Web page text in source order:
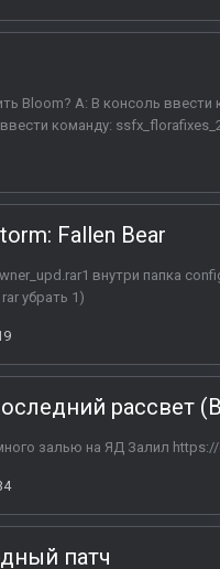
Bloom? A: В консоль
команду:
Fallen Bear
внутри папка
убрать 1)
рассвет
залью на ЯД Залил
патч